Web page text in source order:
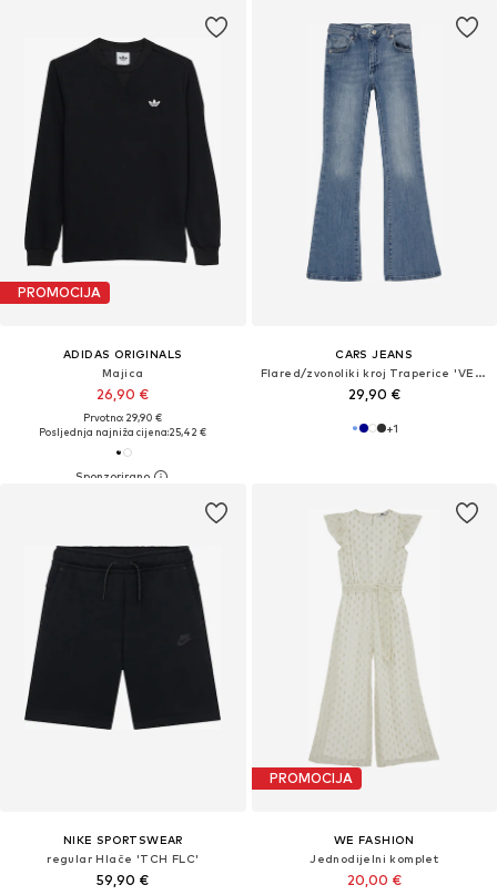
PROMOCIJA
ADIDAS ORIGINALS
Majica
26,90 €
Prvotno: 29,90 €
Posljednja najniža cijena:25,42 €
CARS JEANS
Flared/zvonoliki kroj Traperice 'VERONIQUE'
29,90 €
+1
NIKE SPORTSWEAR
regular Hlače 'TCH FLC'
59,90 €
PROMOCIJA
WE FASHION
Jednodijelni komplet
20,00 €